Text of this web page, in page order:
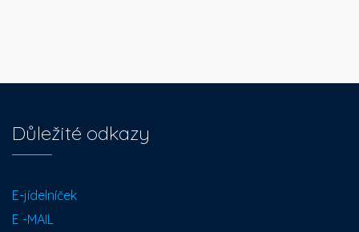
Důležité odkazy
E-jídelníček
E -MAIL